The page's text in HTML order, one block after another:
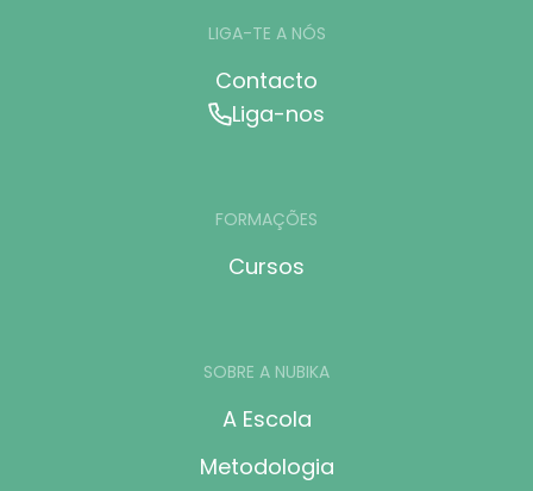
LIGA-TE A NÓS
Contacto
Liga-nos
FORMAÇÕES
Cursos
SOBRE A NUBIKA
A Escola
Metodologia